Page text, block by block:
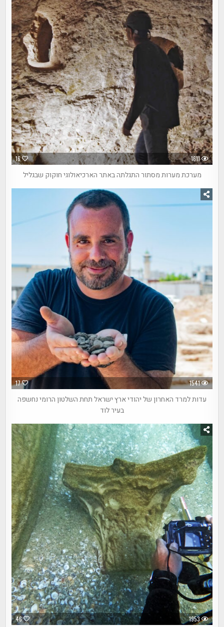
16 1611
מערכת מערות מסתור התגלתה באתר הארכיאולוגי חוקוק שבגליל
17 1541
עדות למרד האחרון של יהודי ארץ ישראל תחת השלטון הרומי נחשפה
בעיר לוד
46 1953